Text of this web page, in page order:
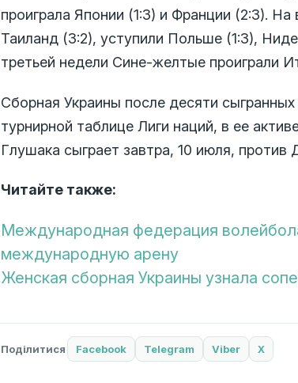
проиграла Японии (1:3) и Франции (2:3).
Таиланд (3:2), уступили Польше (1:3),
третьей недели Сине-желтые проиграли
Сборная Украины после десяти
турнирной таблице Лиги наций, в ее
Глушака сыграет завтра, 10 июля, против
Читайте также:
Международная федерация
международную арену
Женская сборная Украины узнала
Поділитися Facebook Telegram Viber X